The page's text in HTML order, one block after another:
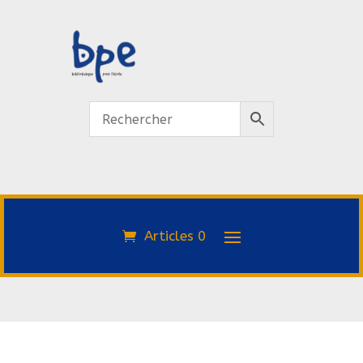
Articles 0